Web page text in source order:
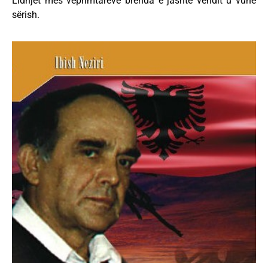
sërish.